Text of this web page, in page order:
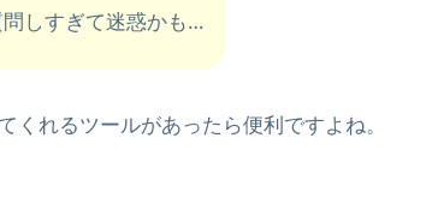
しすぎて迷惑かも…
くれるツールがあったら便利ですよね。